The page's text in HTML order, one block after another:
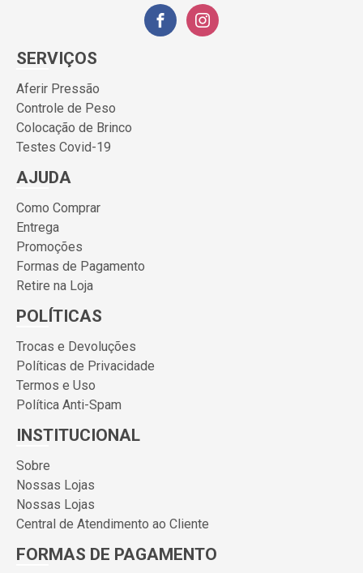
SERVIÇOS
Aferir Pressão
Controle de Peso
Colocação de Brinco
Testes Covid-19
AJUDA
Como Comprar
Entrega
Promoções
Formas de Pagamento
Retire na Loja
POLÍTICAS
Trocas e Devoluções
Políticas de Privacidade
Termos e Uso
Política Anti-Spam
INSTITUCIONAL
Sobre
Nossas Lojas
Nossas Lojas
Central de Atendimento ao Cliente
FORMAS DE PAGAMENTO